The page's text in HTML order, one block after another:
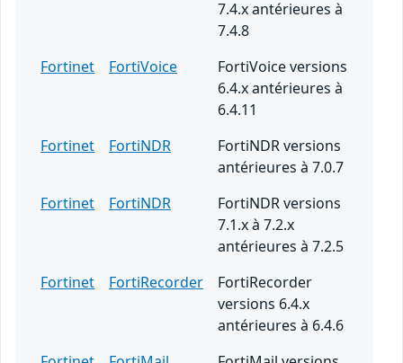
7.4.x antérieures à
7.4.8
Fortinet
FortiVoice
FortiVoice versions
6.4.x antérieures à
6.4.11
Fortinet
FortiNDR
FortiNDR versions
antérieures à 7.0.7
Fortinet
FortiNDR
FortiNDR versions
7.1.x à 7.2.x
antérieures à 7.2.5
Fortinet
FortiRecorder
FortiRecorder
versions 6.4.x
antérieures à 6.4.6